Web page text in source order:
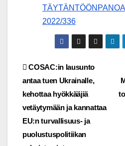
2022/336
Post
navigation
COSAC:in lausunto
antaa tuen Ukrainalle,
kehottaa hyökkääjiä
vetäytymään ja kannattaa
EU:n turvallisuus- ja
puolustuspolitiikan